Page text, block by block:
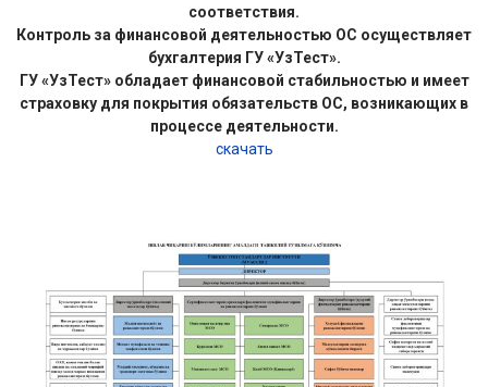
соответствия.
Контроль за финансовой деятельностью ОС осуществляет
бухгалтерия ГУ «УзТест».
ГУ «УзТест» обладает финансовой стабильностью и имеет
страховку для покрытия обязательств ОС, возникающих в
процессе деятельности.
скачать